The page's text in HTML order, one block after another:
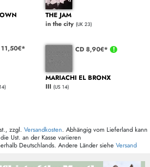
THE JAM
in the city (UK 23)
11,50€* CD 8,90€*
MARIACHI EL BRONX
III (US 14)
zzgl. Versandkosten. Abhängig vom Lieferland kann
die Ust. an der Kasse variieren
Deutschlands. Andere Länder siehe Versand